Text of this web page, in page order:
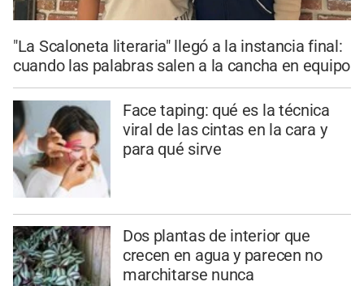
"La Scaloneta literaria" llegó a la instancia final:
cuando las palabras salen a la cancha en equipo
Face taping: qué es la técnica
viral de las cintas en la cara y
para qué sirve
Dos plantas de interior que
crecen en agua y parecen no
marchitarse nunca